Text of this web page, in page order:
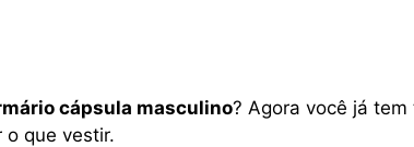
cápsula masculino? Agora você já
o que vestir.